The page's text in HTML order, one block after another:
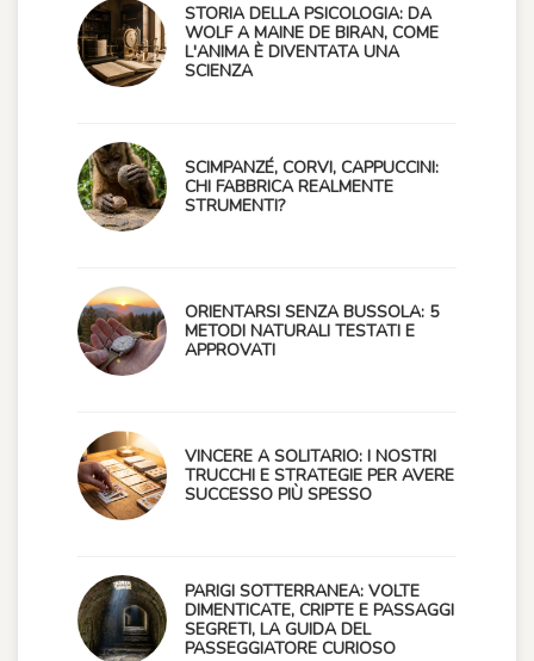
STORIA DELLA PSICOLOGIA: DA
WOLF A MAINE DE BIRAN, COME
L'ANIMA È DIVENTATA UNA
SCIENZA
SCIMPANZÉ, CORVI, CAPPUCCINI:
CHI FABBRICA REALMENTE
STRUMENTI?
ORIENTARSI SENZA BUSSOLA: 5
METODI NATURALI TESTATI E
APPROVATI
VINCERE A SOLITARIO: I NOSTRI
TRUCCHI E STRATEGIE PER AVERE
SUCCESSO PIÙ SPESSO
PARIGI SOTTERRANEA: VOLTE
DIMENTICATE, CRIPTE E PASSAGGI
SEGRETI, LA GUIDA DEL
PASSEGGIATORE CURIOSO